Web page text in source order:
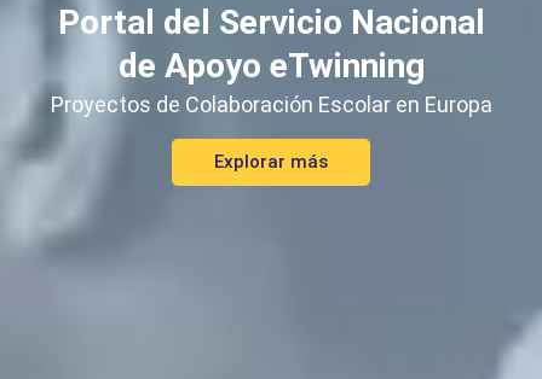
Portal del Servicio Nacional
de Apoyo eTwinning
Proyectos de Colaboración Escolar en Europa
Explorar más